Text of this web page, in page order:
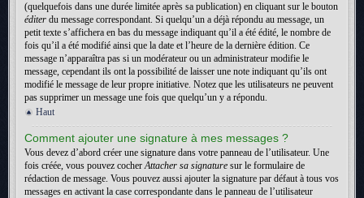
(quelquefois dans une durée limitée après sa publication) en cliquant sur le bouton
éditer du message correspondant. Si quelqu’un a déjà répondu au message, un
petit texte s’affichera en bas du message indiquant qu’il a été édité, le nombre de
fois qu’il a été modifié ainsi que la date et l’heure de la dernière édition. Ce
message n’apparaîtra pas si un modérateur ou un administrateur modifie le
message, cependant ils ont la possibilité de laisser une note indiquant qu’ils ont
modifié le message de leur propre initiative. Notez que les utilisateurs ne peuvent
pas supprimer un message une fois que quelqu’un y a répondu.
Haut
Comment ajouter une signature à mes messages ?
Vous devez d’abord créer une signature dans votre panneau de l’utilisateur. Une
fois créée, vous pouvez cocherAttacher sa signature sur le formulaire de
rédaction de message. Vous pouvez aussi ajouter la signature par défaut à tous vos
messages en activant la case correspondante dans le panneau de l’utilisateur